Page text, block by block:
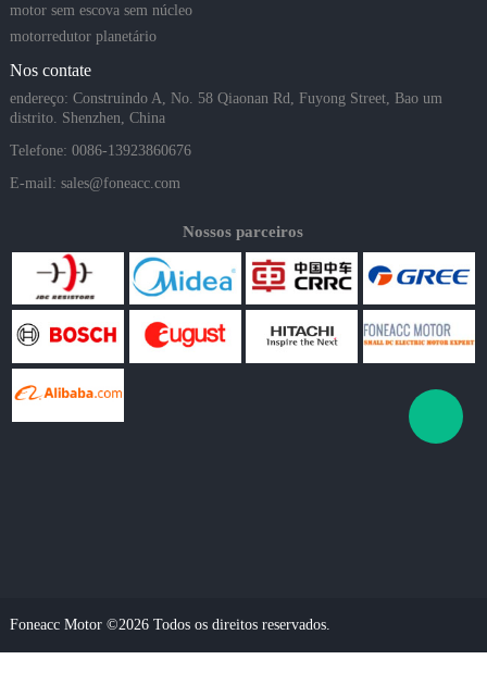
motor sem escova sem núcleo
motorredutor planetário
Nos contate
endereço: Construindo A, No. 58 Qiaonan Rd, Fuyong Street, Bao um
distrito. Shenzhen, China
Telefone: 0086-13923860676
E-mail: sales@foneacc.com
Nossos parceiros
Foneacc Motor ©2026 Todos os direitos reservados.